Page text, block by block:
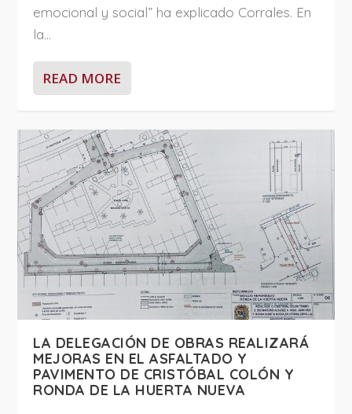
emocional y social” ha explicado Corrales. En
la...
READ MORE
LA DELEGACIÓN DE OBRAS REALIZARÁ
MEJORAS EN EL ASFALTADO Y
PAVIMENTO DE CRISTÓBAL COLÓN Y
RONDA DE LA HUERTA NUEVA